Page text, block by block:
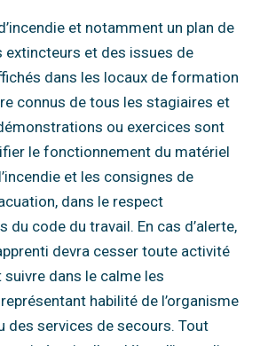
et notamment un plan de
extincteurs et des issues de
dans les locaux de formation
connus de tous les stagiaires et
ou exercices sont
le fonctionnement du matériel
et les consignes de
dans le respect
du code du travail. En cas d’alerte,
devra cesser toute activité
suivre dans le calme les
habilité de l’organisme
des services de secours. Tout